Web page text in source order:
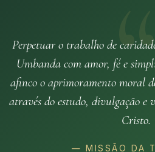
Perpetuar o trabalho de
Umbanda com amor, fé e
afinco o aprimoramento moral
através do estudo, divulgação e
Cristo.
— MISSÃO DA